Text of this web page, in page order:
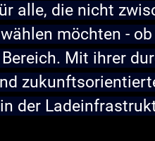
alle, die nicht
möchten -
Mit ihrer
der